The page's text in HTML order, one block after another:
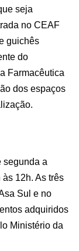
seja
no CEAF
guichês
do
Farmacêutica
dos espaços
segunda a
12h. As três
Sul e no
adquiridos
Ministério da